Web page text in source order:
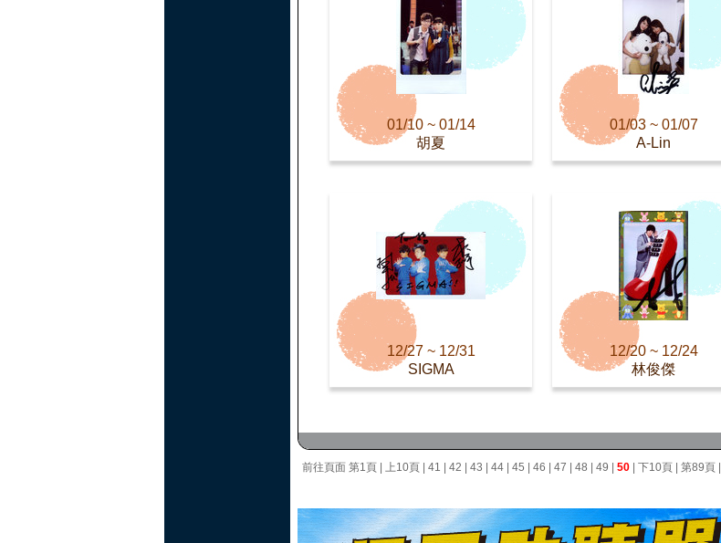
01/10 ~ 01/14
胡夏
01/03 ~ 01/07
A-Lin
12/27 ~ 12/31
SIGMA
12/20 ~ 12/24
林俊傑
前往頁面 第1頁 上10頁 41 42 43 44 45 46 47 48 49 50 下10頁 第89頁